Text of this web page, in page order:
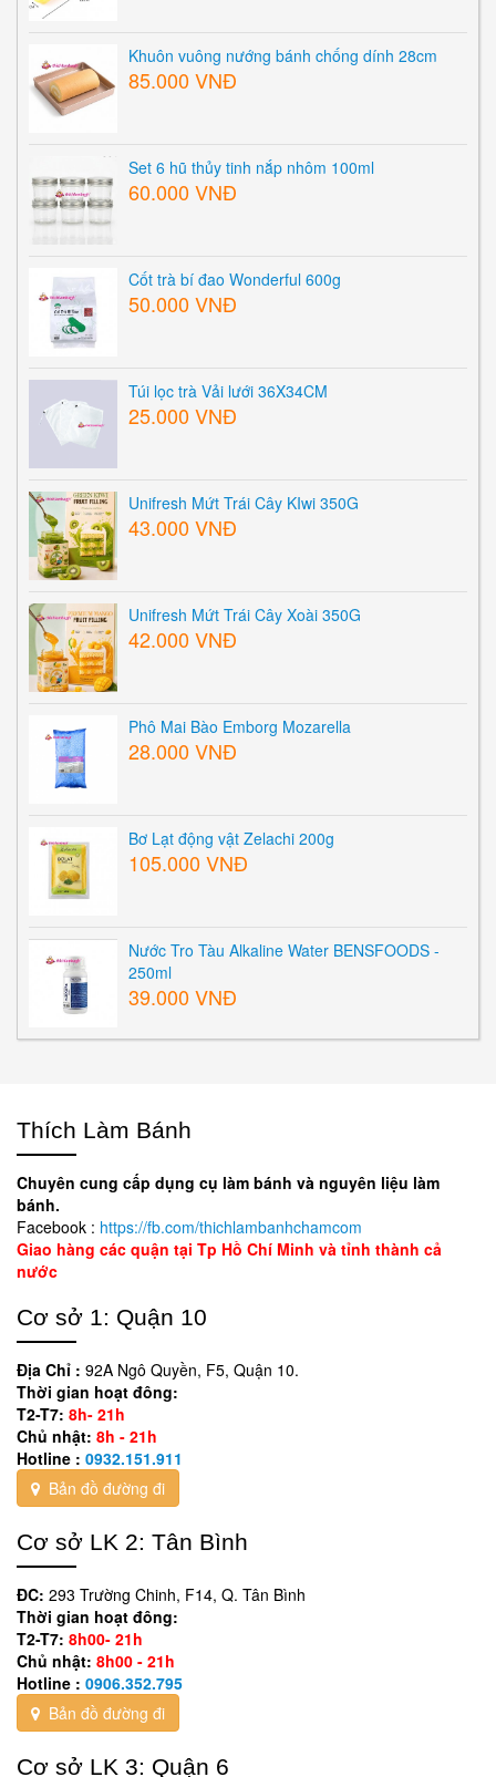
Khuôn vuông nướng bánh chống dính 28cm
85.000 VNĐ
Set 6 hũ thủy tinh nắp nhôm 100ml
60.000 VNĐ
Cốt trà bí đao Wonderful 600g
50.000 VNĐ
Túi lọc trà Vải lưới 36X34CM
25.000 VNĐ
Unifresh Mứt Trái Cây KIwi 350G
43.000 VNĐ
Unifresh Mứt Trái Cây Xoài 350G
42.000 VNĐ
Phô Mai Bào Emborg Mozarella
28.000 VNĐ
Bơ Lạt động vật Zelachi 200g
105.000 VNĐ
Nước Tro Tàu Alkaline Water BENSFOODS -
250ml
39.000 VNĐ
Thích Làm Bánh
Chuyên cung cấp dụng cụ làm bánh và nguyên liệu làm
bánh.
Facebook : https://fb.com/thichlambanhchamcom
Giao hàng các quận tại Tp Hồ Chí Minh và tỉnh thành cả
nước
Cơ sở 1: Quận 10
Địa Chỉ : 92A Ngô Quyền, F5, Quận 10.
Thời gian hoạt đông:
T2-T7: 8h- 21h
Chủ nhật: 8h - 21h
Hotline : 0932.151.911
Bản đồ đường đi
Cơ sở LK 2: Tân Bình
ĐC: 293 Trường Chinh, F14, Q. Tân Bình
Thời gian hoạt đông:
T2-T7: 8h00- 21h
Chủ nhật: 8h00 - 21h
Hotline : 0906.352.795
Bản đồ đường đi
Cơ sở LK 3: Quận 6